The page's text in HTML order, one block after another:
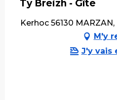
Ty Breizh - Gîte
Kerhoc 56130
M'y
J'y vais